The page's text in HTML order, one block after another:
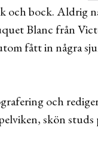
och bock. Aldrig
Blanc från
fått in några
och
skön